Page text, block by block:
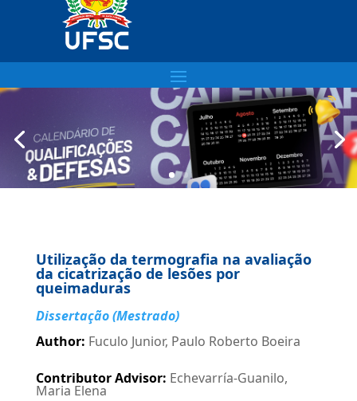
Utilização da termografia na avaliação
da cicatrização de lesões por
queimaduras
Dissertação (Mestrado)
Author: Fuculo Junior, Paulo Roberto Boeira
Contributor Advisor: Echevarría-Guanilo,
Maria Elena